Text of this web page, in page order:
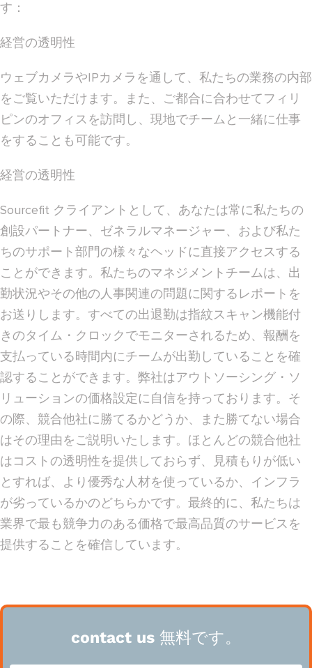
す：
経営の透明性
ウェブカメラやIPカメラを通して、私たちの業務の内部
をご覧いただけます。また、ご都合に合わせてフィリ
ピンのオフィスを訪問し、現地でチームと一緒に仕事
をすることも可能です。
経営の透明性
Sourcefit クライアントとして、あなたは常に私たちの
創設パートナー、ゼネラルマネージャー、および私た
ちのサポート部門の様々なヘッドに直接アクセスする
ことができます。私たちのマネジメントチームは、出
勤状況やその他の人事関連の問題に関するレポートを
お送りします。すべての出退勤は指紋スキャン機能付
きのタイム・クロックでモニターされるため、報酬を
支払っている時間内にチームが出勤していることを確
認することができます。弊社はアウトソーシング・ソ
リューションの価格設定に自信を持っております。そ
の際、競合他社に勝てるかどうか、また勝てない場合
はその理由をご説明いたします。ほとんどの競合他社
はコストの透明性を提供しておらず、見積もりが低い
とすれば、より優秀な人材を使っているか、インフラ
が劣っているかのどちらかです。最終的に、私たちは
業界で最も競争力のある価格で最高品質のサービスを
提供することを確信しています。
contact us 無料です。